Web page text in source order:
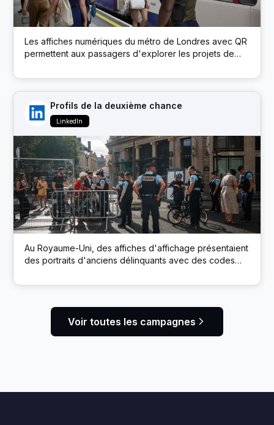
Les affiches numériques du métro de Londres avec QR
permettent aux passagers d'explorer les projets de
Profils de la deuxième chance
LinkedIn
Au Royaume-Uni, des affiches d'affichage présentaient
des portraits d'anciens délinquants avec des codes
aux profils LinkedIn des candidats, encourageant ainsi
Voir toutes les campagnes